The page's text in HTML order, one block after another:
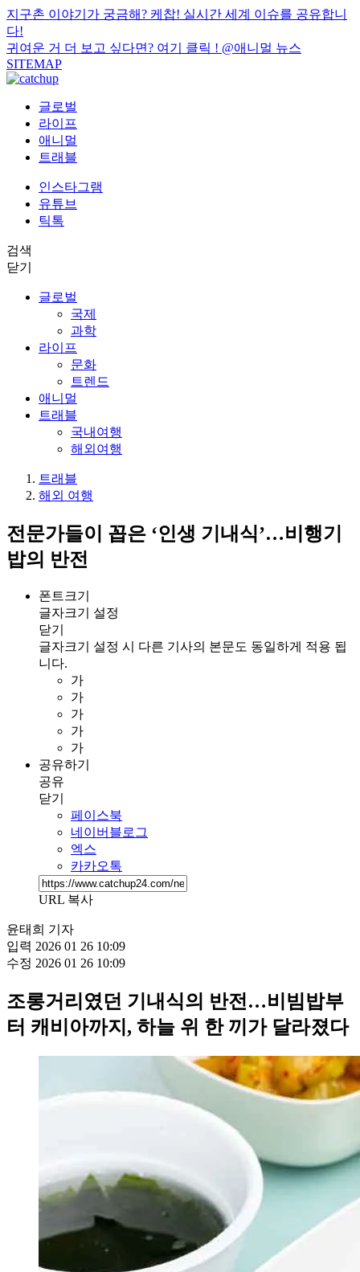
지구촌 이야기가 궁금해? 케찹! 실시간 세계 이슈를 공유합니
다!
귀여운 거 더 보고 싶다면? 여기 클릭 ! @애니멀 뉴스
SITEMAP
글로벌
라이프
애니멀
트래블
인스타그램
유튜브
틱톡
검색
닫기
글로벌
국제
과학
라이프
문화
트렌드
애니멀
트래블
국내여행
해외여행
트래블
해외 여행
전문가들이 꼽은 ‘인생 기내식’…비행기
밥의 반전
폰트크기
글자크기 설정
닫기
글자크기 설정 시 다른 기사의 본문도 동일하게 적용 됩
니다.
가
가
가
가
가
공유하기
공유
닫기
페이스북
네이버블로그
엑스
카카오톡
URL 복사
윤태희 기자
입력 2026 01 26 10:09
수정 2026 01 26 10:09
조롱거리였던 기내식의 반전…비빔밥부
터 캐비아까지, 하늘 위 한 끼가 달라졌다